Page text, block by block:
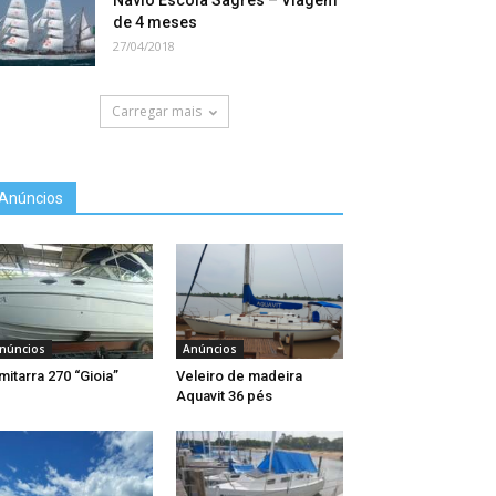
de 4 meses
27/04/2018
Carregar mais
270 “Gioia”
Anúncios
Veleiro de madeira
Aquavit 36 pés